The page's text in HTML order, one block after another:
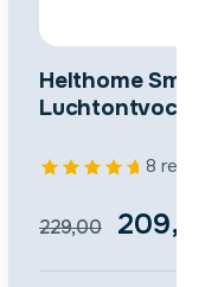
Helthome
8
229,00
prijs